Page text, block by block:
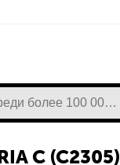
C (C2305)